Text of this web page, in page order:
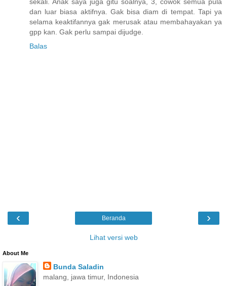
dan luar biasa aktifnya. Gak bisa diam di tempat. Tapi ya
selama keaktifannya gak merusak atau membahayakan ya
gpp kan. Gak perlu sampai dijudge.
Balas
‹ ›
Beranda
Lihat versi web
About Me
Bunda Saladin
malang, jawa timur, Indonesia